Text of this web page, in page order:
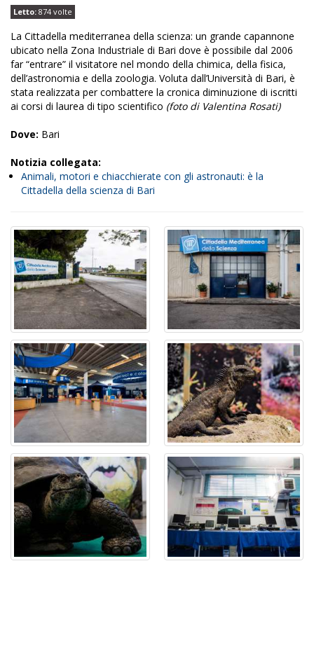
Letto: 874 volte
La Cittadella mediterranea della scienza: un grande capannone
ubicato nella Zona Industriale di Bari dove è possibile dal 2006
far “entrare” il visitatore nel mondo della chimica, della fisica,
dell’astronomia e della zoologia. Voluta dall’Università di Bari, è
stata realizzata per combattere la cronica diminuzione di iscritti
ai corsi di laurea di tipo scientifico (foto di Valentina Rosati)
Dove: Bari
Notizia collegata:
Animali, motori e chiacchierate con gli astronauti: è la
Cittadella della scienza di Bari